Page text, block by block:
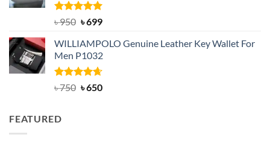
Rated5.00
৳950 Original
was:
৳ 950.
৳699Current
is:
৳ 699.
WILLIAMPOLO Genuine Leather Key Wallet For
Men P1032
Rated4.63
৳750 Original
৳650Current
FEATURED